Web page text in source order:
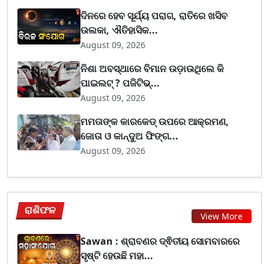
ଦିନରେ ହେବ ସୂର୍ଯ୍ୟ ପରାଗ, ରାତିରେ ଖସିବ
ଉଲକା, ଐତିହାସିକ...
August 09, 2026
ନିଶା ଅବସ୍ଥାରେ ବିମାନ ଉଡ଼ାଉଥିଲେ କି
ପାଇଲଟ୍ ? ପଜିଟିଭ୍...
August 09, 2026
ମମତାଙ୍କ କାରକେଡ୍‌ ଉପରେ ଆକ୍ରମଣ,
ଜୋତା ଓ କାନ୍ଦୁଅ ଫିଙ୍ଗ...
August 09, 2026
ରାଶିଫଳ View More
Sawan : ଶ୍ରାବଣର ଦ୍ଵିତୀୟ ସୋମବାରରେ
ସୃଷ୍ଟି ହେଉଛି ମହା...